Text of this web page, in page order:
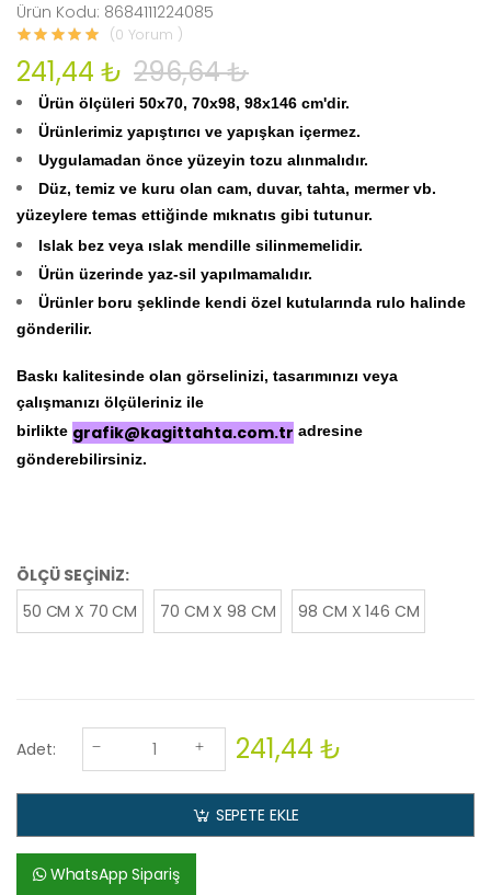
Ürün Kodu: 8684111224085
(0 Yorum )
241,44 ₺ 296,64 ₺
Ürün ölçüleri 50x70, 70x98, 98x146 cm'dir.
Ürünlerimiz yapıştırıcı ve yapışkan içermez.
Uygulamadan önce yüzeyin tozu alınmalıdır.
Düz, temiz ve kuru olan cam, duvar, tahta, mermer vb.
yüzeylere temas ettiğinde mıknatıs gibi tutunur.
Islak bez veya ıslak mendille silinmemelidir.
Ürün üzerinde yaz-sil yapılmamalıdır.
Ürünler boru şeklinde kendi özel kutularında rulo halinde
gönderilir.
Baskı kalitesinde olan görselinizi, tasarımınızı veya
çalışmanızı ölçüleriniz ile
birlikte grafik@kagittahta.com.tr adresine
gönderebilirsiniz.
ÖLÇÜ SEÇİNİZ:
50 CM X 70 CM
70 CM X 98 CM 98 CM X 146 CM
Adet: 241,44 ₺
SEPETE EKLE
WhatsApp Sipariş